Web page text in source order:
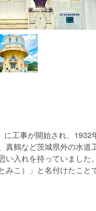
工事が開始され、1932
真鶴など茨城県外の水道
入れを持っていました
こ）」と名付けたこと